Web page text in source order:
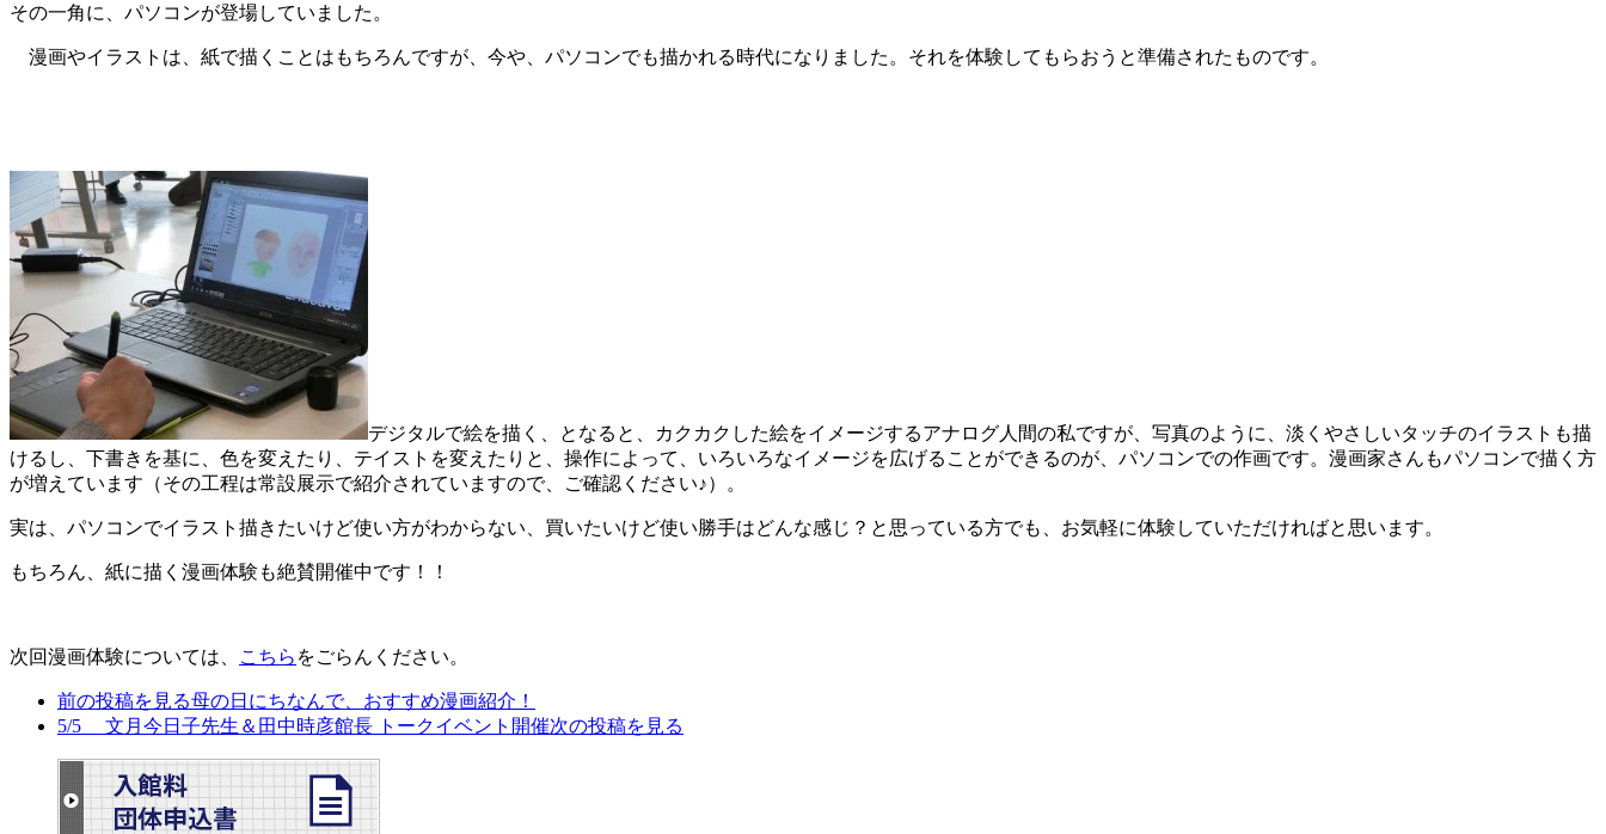
その一角に、パソコンが登場していました。
漫画やイラストは、紙で描くことはもちろんですが、今や、パソコンでも描かれる時代になりました。それを体験してもらおうと準備されたものです。
デジタルで絵を描く、となると、カクカクした絵をイメージするアナログ人間の私ですが、写真のように、淡くやさしいタッチのイラストも描
けるし、下書きを基に、色を変えたり、テイストを変えたりと、操作によって、いろいろなイメージを広げることができるのが、パソコンでの作画です。漫画家さんもパソコンで描く方
が増えています（その工程は常設展示で紹介されていますので、ご確認ください♪）。
実は、パソコンでイラスト描きたいけど使い方がわからない、買いたいけど使い勝手はどんな感じ？と思っている方でも、お気軽に体験していただければと思います。
もちろん、紙に描く漫画体験も絶賛開催中です！！
次回漫画体験については、 こちら をごらんください。
前の投稿を見る母の日にちなんで、おすすめ漫画紹介！
5/5 文月今日子先生＆田中時彦館長 トークイベント開催次の投稿を見る